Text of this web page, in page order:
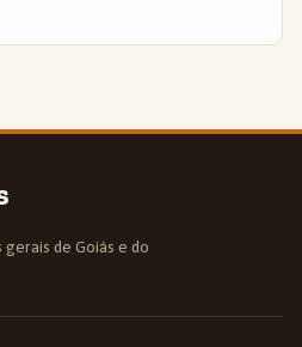
de Goiás e do